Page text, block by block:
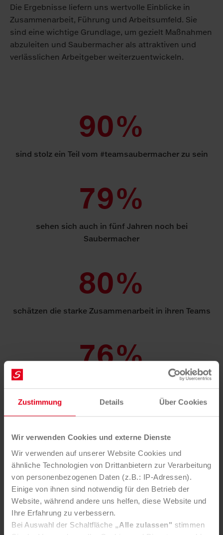
Zustimmung Details Über Cookies
Wir verwenden Cookies und externe Dienste
Wir verwenden auf unserer Website Cookies und
ähnliche Technologien von Drittanbietern zur Verarbeitung
von personenbezogenen Daten (z.B.: IP-Adressen).
Einige von ihnen sind notwendig für den Betrieb der
Website, während andere uns helfen, diese Website und
Ihre Erfahrung zu verbessern.
Bei Auswahl der Schaltfläche „Alle zulassen" stimmen
Die Ergebnisse liefern uns wertvolle Einblicke in
Zusammenarbeit, Führung und Arbeitsumfeld. Sie
sind eine wichtige Grundlage, um gezielt Maßnahmen
abzuleiten und Saubermacher als attraktiven und
verlässlichen Arbeitgeber weiterzuentwickeln.
90%
sind stolz ein Teil vom #teamsaubermacher zu sein
79%
sehen sich auch in fünf Jah­ren noch bei
Saubermacher
80%
schätzen die starke Zusam­men­ar­beit in ih­ren Teams
76%
bewer­ten die Ent­wick­lungs­mög­lich­ke­iten po­si­tiv
Unsere Kultur bei Saubermacher
Uns ist wichtig, dass sich unsere
Saubermacher:innen am Arbeitsplatz wohlfühlen,
motiviert sind und ein berufliches Zuhause finden.
Diese Werte stehen in der Kultur von Saubermacher
ganz oben: